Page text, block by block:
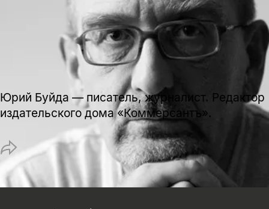
Юрий Буйда — писатель, журналист. Редактор
издательского дома «Коммерсантъ».
Копировать
ссылку
Вконтакте Телеграм
нет, вернуться назад